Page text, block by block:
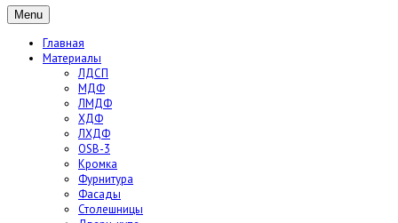
Menu
Главная
Материалы
ЛДСП
МДФ
ЛМДФ
ХДФ
ЛХДФ
OSB-3
Кромка
Фурнитура
Фасады
Столешницы